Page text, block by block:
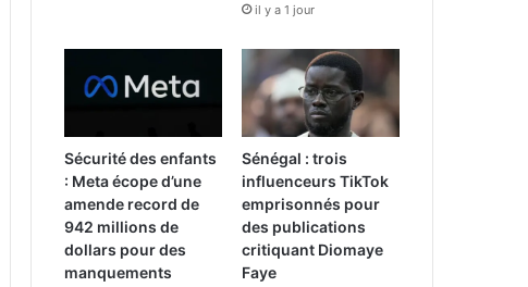
il y a 1 jour
Sécurité des enfants
: Meta écope d’une
amende record de
942 millions de
dollars pour des
manquements
Sénégal : trois
influenceurs TikTok
emprisonnés pour
des publications
critiquant Diomaye
Faye